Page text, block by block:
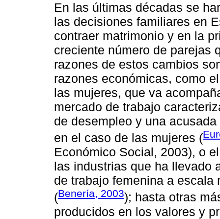
En las últimas décadas se
las decisiones familiares en
contraer matrimonio y en la
creciente número de parejas
razones de estos cambios
razones económicas, como
las mujeres, que va
mercado de trabajo
de desempleo y una
en el caso de las mujeres (
Económico Social, 2003), o
las industrias que ha llevado
de trabajo femenina a
(Benería, 2003); hasta otras
producidos en los valores y